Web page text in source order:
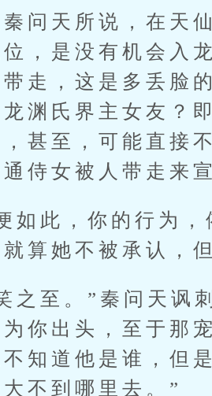
天所说，在天仙
，是没有机会入
走，这是多丢脸
渊氏界主女友？
甚至，可能直接
侍女被人带走来
此，你的行为，
算她不被承认，
至。”秦问天讽刺
你出头，至于那
知道他是谁，但
不到哪里去。”